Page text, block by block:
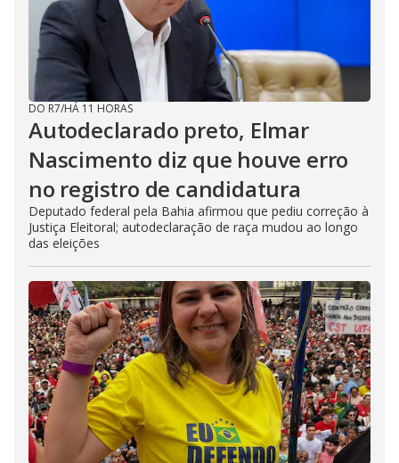
DO R7/HÁ 11 HORAS
Autodeclarado preto, Elmar
Nascimento diz que houve erro
no registro de candidatura
Deputado federal pela Bahia afirmou que pediu correção à
Justiça Eleitoral; autodeclaração de raça mudou ao longo
das eleições